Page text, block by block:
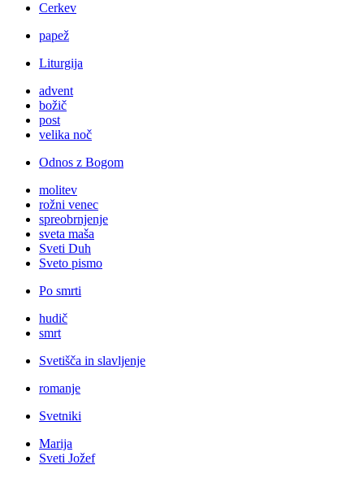
Cerkev
papež
Liturgija
advent
božič
post
velika noč
Odnos z Bogom
molitev
rožni venec
spreobrnjenje
sveta maša
Sveti Duh
Sveto pismo
Po smrti
hudič
smrt
Svetišča in slavljenje
romanje
Svetniki
Marija
Sveti Jožef